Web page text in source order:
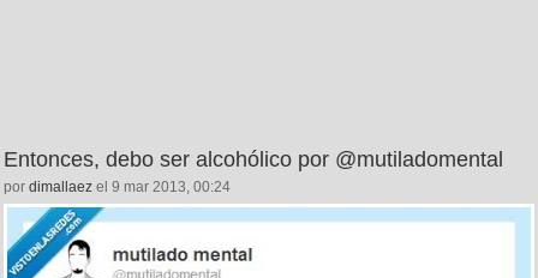
Entonces, debo ser alcohólico por @mutiladomental
por dimallaez el 9 mar 2013, 00:24